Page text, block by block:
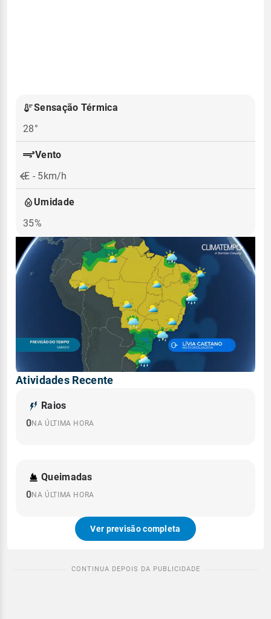
Sensação Térmica
28°
Vento
E - 5km/h
Umidade
35%
Atividades Recente
Raios
0NA ÚLTIMA HORA
Queimadas
0NA ÚLTIMA HORA
Ver previsão completa